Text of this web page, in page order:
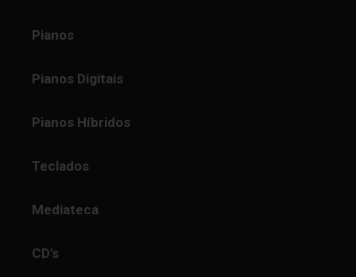
Pianos
Pianos Digitais
Pianos Híbridos
Teclados
Mediateca
CD's